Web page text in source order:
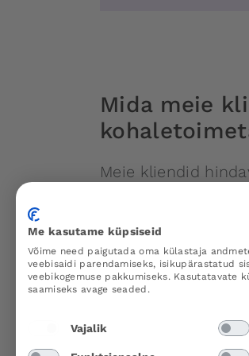
Mida meie
Meie kliendid
⭐️⭐️⭐️⭐️⭐️
"Olin üllatunud, kui
järgmisel päeval ja ma
pakendile."
Me kasutame küpsiseid
Võime need paigutada oma külastaja
veebisaidi parendamiseks, isikupärastatud
veebikogemuse pakkumiseks. Kasutatavate
saamiseks avage seaded.
Vajalik